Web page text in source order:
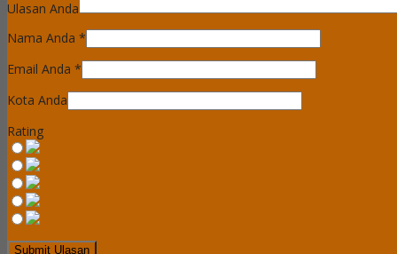
Ulasan Anda
Nama Anda *
Email Anda *
Kota Anda
Rating